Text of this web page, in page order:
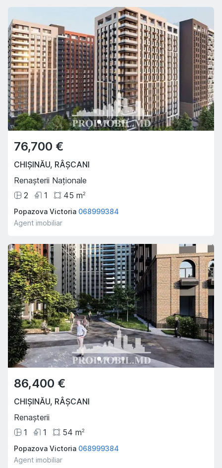
76,700 €
CHIȘINĂU, RÂȘCANI
Renașterii Naționale
2
1 45 m2
Popazova Victoria 068999384
Agent imobiliar
86,400 €
CHIȘINĂU, RÂȘCANI
Renașterii
1
1 54 m2
Popazova Victoria 068999384
Agent imobiliar